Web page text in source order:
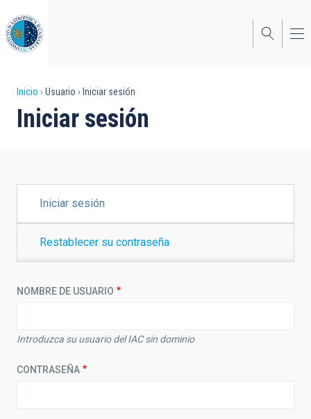
al
contenido
principal
Sobrescribir
enlaces
la
navegación
Inicio Usuario Iniciar sesión
Iniciar sesión
PRINCIPALES
Iniciar sesión
Restablecer su contraseña
NOMBRE DE USUARIO
Introduzca su usuario del IAC sin dominio
CONTRASEÑA